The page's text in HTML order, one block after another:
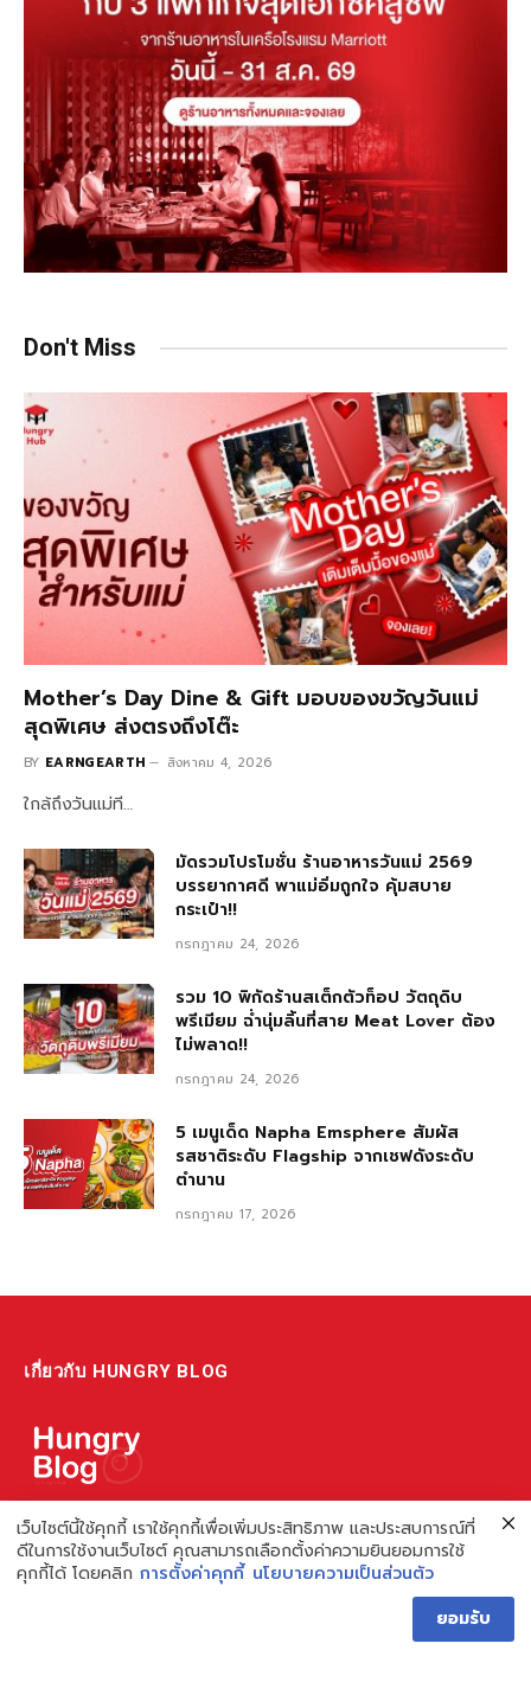
Don't Miss
Mother’s Day Dine & Gift มอบของขวัญวันแม่
สุดพิเศษ ส่งตรงถึงโต๊ะ
BY EARNGEARTH สิงหาคม 4, 2026
ใกล้ถึงวันแม่ที…
มัดรวมโปรโมชั่น ร้านอาหารวันแม่ 2569
บรรยากาศดี พาแม่อิ่มถูกใจ คุ้มสบาย
กระเป๋า!!
กรกฎาคม 24, 2026
รวม 10 พิกัดร้านสเต็กตัวท็อป วัตถุดิบ
พรีเมียม ฉ่ำนุ่มลิ้นที่สาย Meat Lover ต้อง
ไม่พลาด!!
กรกฎาคม 24, 2026
5 เมนูเด็ด Napha Emsphere สัมผัส
รสชาติระดับ Flagship จากเชฟดังระดับ
ตำนาน
กรกฎาคม 17, 2026
เกี่ยวกับ HUNGRY BLOG
แหล่งรวมข้อมูล ข่าวสาร เกี่ยวกับร้านอาหารและเรื่องกิน ไม่ว่าจะเป็น
รีวิว ชี้เป้า รวมถึงความรู้ต่างๆ ที่เราอยากแชร์!
ไม่พอ เรายังมีความรู้เกี่ยวกับการทำร้านอาหาร เพื่อผู้ประกอบการ ที่
เว็บไซต์นี้ใช้คุกกี้ เราใช้คุกกี้เพื่อเพิ่มประสิทธิภาพ และประสบการณ์ที่
ดีในการใช้งานเว็บไซต์ คุณสามารถเลือกตั้งค่าความยินยอมการใช้
คุกกี้ได้ โดยคลิก การตั้งค่าคุกกี้ นโยบายความเป็นส่วนตัว
ยอมรับ